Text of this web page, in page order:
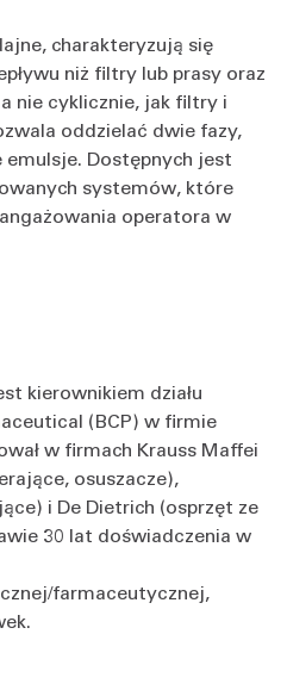
charakteryzują się
niż filtry lub prasy oraz
nie cyklicznie, jak filtry i
oddzielać dwie fazy,
Dostępnych jest
systemów, które
operatora w
kierownikiem działu
(BCP) w firmie
w firmach Krauss Maffei
osuszacze),
i De Dietrich (osprzęt ze
30 lat doświadczenia w
farmaceutycznej,